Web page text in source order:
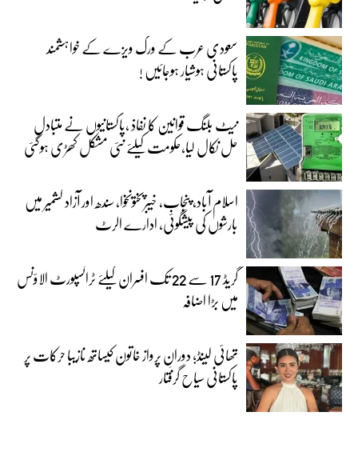
سعودی عرب کے ورک ویزے کے خواہشمند
پاکستانی ہوشیار ہوجائیں !
نیٹ بلنگ قوانین کا نفاذ ،پاکستانیوں نے متبادل
حل نکال لیا،حکومت کیلئے نئی مشکل کھڑی ہوگئی
اسلام آباد، پنجاب، خیبرپختونخوا، سندھ اور آزاد کشمیر میں
بارشوں کی پیشگوئی، ادارے الرٹ
گریڈ 17 سے 22 تک افسران کیلئے ٹرانسپورٹ الاؤنس
میں بڑا اضافہ
تھائی لینڈ؛ دورانِ پرواز خاتون کیساتھ نازیبا حرکات پر
پاکستانی سیاح گرفتار